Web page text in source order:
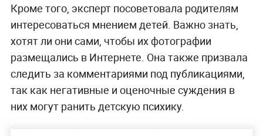
Кроме того, эксперт посоветовала родителям
интересоваться мнением детей. Важно знать,
хотят ли они сами, чтобы их фотографии
размещались в Интернете. Она также призвала
следить за комментариями под публикациями,
так как негативные и оценочные суждения в
них могут ранить детскую психику.